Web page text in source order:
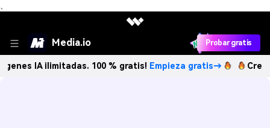
、
Media.io Probar gratis
ilimitadas. 100 % gratis!Empieza gratis→ Crea